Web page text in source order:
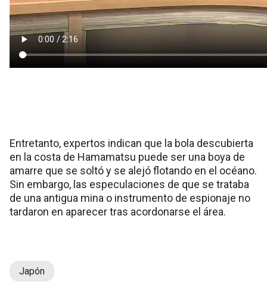
Entretanto, expertos indican que la bola descubierta
en la costa de Hamamatsu puede ser una boya de
amarre que se soltó y se alejó flotando en el océano.
Sin embargo, las especulaciones de que se trataba
de una antigua mina o instrumento de espionaje no
tardaron en aparecer tras acordonarse el área.
Japón